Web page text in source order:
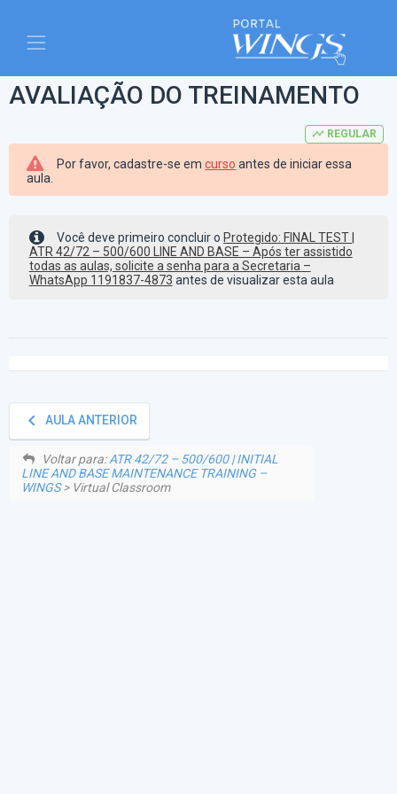
AVALIAÇÃO DO TREINAMENTO
timeline REGULAR
Por favor, cadastre-se emcurso antes de iniciar essa
aula.
Você deve primeiro concluir o Protegido: FINAL TEST |
ATR 42/72 – 500/600 LINE AND BASE – Após ter assistido
todas as aulas, solicite a senha para a Secretaria –
WhatsApp 1191837-4873 antes de visualizar esta aula
keyboard_arrow_left AULA ANTERIOR
Voltar para:ATR 42/72 – 500/600 | INITIAL
LINE AND BASE MAINTENANCE TRAINING –
WINGS> Virtual Classroom